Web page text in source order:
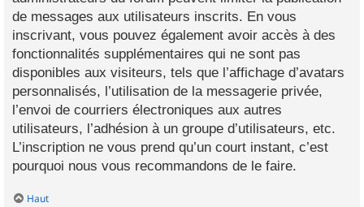
de messages aux utilisateurs inscrits. En vous
inscrivant, vous pouvez également avoir accès à des
fonctionnalités supplémentaires qui ne sont pas
disponibles aux visiteurs, tels que l’affichage d’avatars
personnalisés, l’utilisation de la messagerie privée,
l’envoi de courriers électroniques aux autres
utilisateurs, l’adhésion à un groupe d’utilisateurs, etc.
L’inscription ne vous prend qu’un court instant, c’est
pourquoi nous vous recommandons de le faire.
Haut